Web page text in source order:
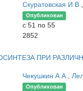
Скуратовская И В ,
Опубликован
с 51 по 55
2852
ПРИ
Чекушкин А А ,
Опубликован